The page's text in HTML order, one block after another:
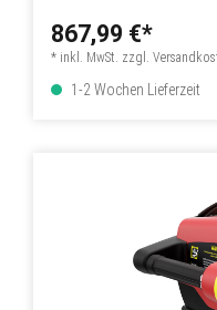
867,99 €*
* inkl. MwSt. zzgl.
1-2 Wochen Lieferzeit